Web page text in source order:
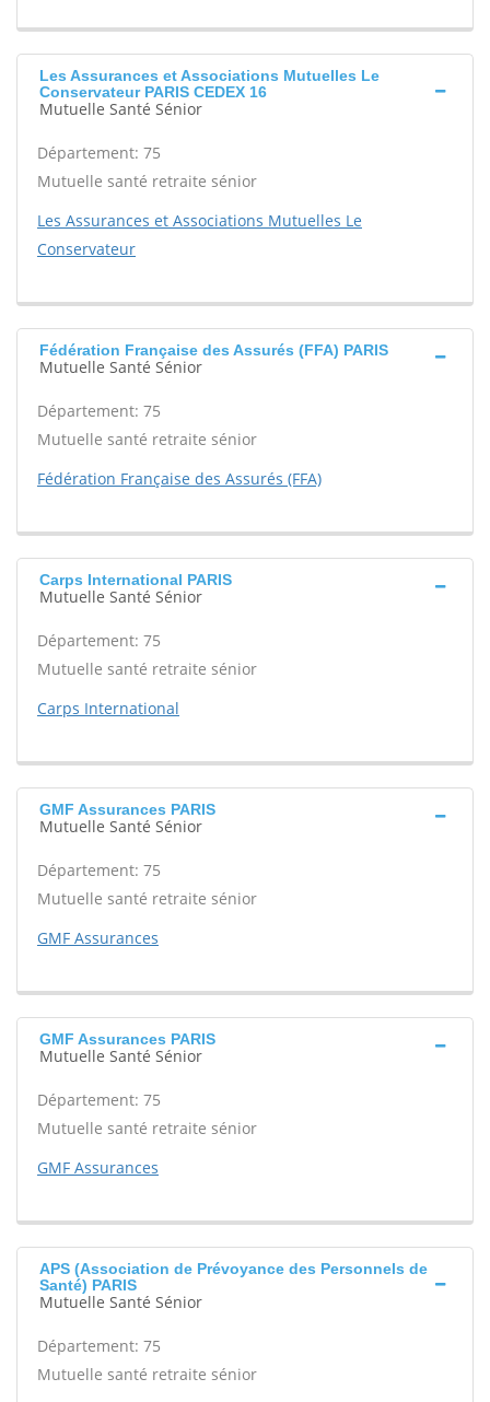
Les Assurances et Associations Mutuelles Le
Conservateur PARIS CEDEX 16
Mutuelle Santé Sénior
Département: 75
Mutuelle santé retraite sénior
Les Assurances et Associations Mutuelles Le
Conservateur
Fédération Française des Assurés (FFA) PARIS
Mutuelle Santé Sénior
Département: 75
Mutuelle santé retraite sénior
Fédération Française des Assurés (FFA)
Carps International PARIS
Mutuelle Santé Sénior
Département: 75
Mutuelle santé retraite sénior
Carps International
GMF Assurances PARIS
Mutuelle Santé Sénior
Département: 75
Mutuelle santé retraite sénior
GMF Assurances
GMF Assurances PARIS
Mutuelle Santé Sénior
Département: 75
Mutuelle santé retraite sénior
GMF Assurances
APS (Association de Prévoyance des Personnels de
Santé) PARIS
Mutuelle Santé Sénior
Département: 75
Mutuelle santé retraite sénior